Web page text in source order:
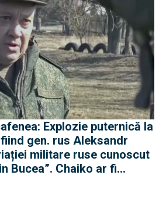
Explozie puternică la
gen. rus Aleksandr
militare ruse cunoscut
Bucea”. Chaiko ar fi